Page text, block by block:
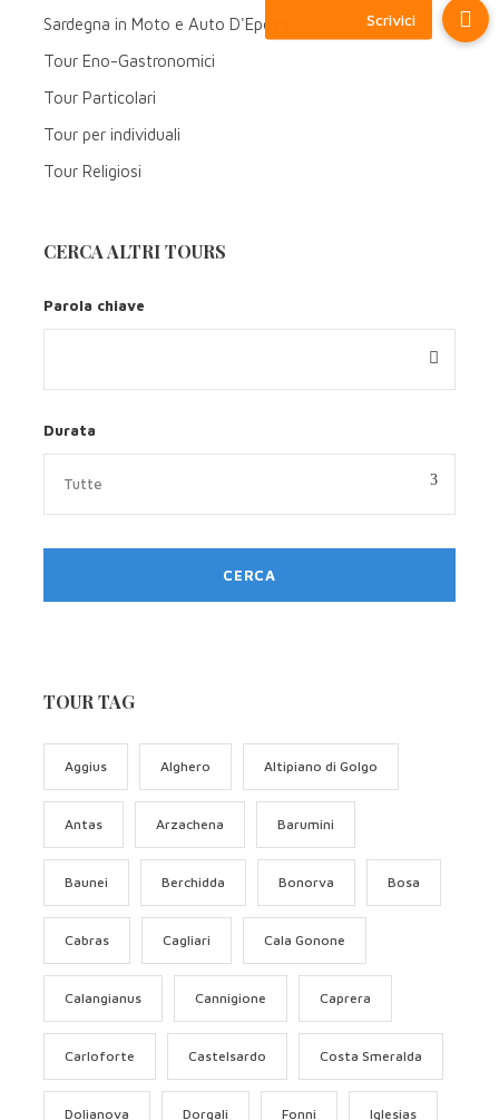
Sardegna in Moto e Auto D'Epoca
Tour Eno-Gastronomici
Tour Particolari
Tour per individuali
Tour Religiosi
CERCA ALTRI TOURS
Parola chiave
Durata
TOUR TAG
Aggius Alghero Altipiano di Golgo
Antas Arzachena Barumini
Baunei Berchidda Bonorva Bosa
Cabras Cagliari Cala Gonone
Calangianus Cannigione Caprera
Carloforte Castelsardo Costa Smeralda
Dolianova Dorgali Fonni Iglesias
I vostri viaggi sono personalizzabili?
base alle esigenze della nostri
vostri tour?